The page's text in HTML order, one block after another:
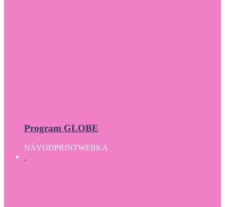
Program GLOBE
NÁVODPRINTWEBKA